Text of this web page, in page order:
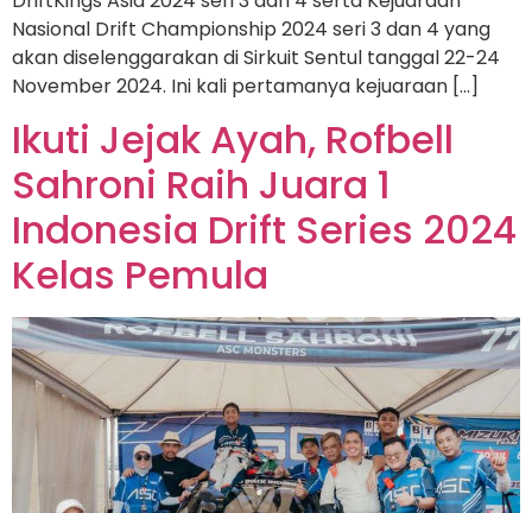
Nasional Drift Championship 2024 seri 3 dan 4 yang
akan diselenggarakan di Sirkuit Sentul tanggal 22-24
November 2024. Ini kali pertamanya kejuaraan […]
Ikuti Jejak Ayah, Rofbell
Sahroni Raih Juara 1
Indonesia Drift Series 2024
Kelas Pemula